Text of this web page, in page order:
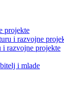
projekte
i razvojne
i razvojne projekte
i mlade